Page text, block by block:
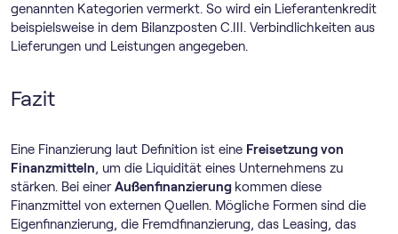
genannten Kategorien vermerkt. So wird ein Lieferantenkredit
beispielsweise in dem Bilanzposten C.III. Verbindlichkeiten aus
Lieferungen und Leistungen angegeben.
Fazit
Eine Finanzierung laut Definition ist eine Freisetzung von
Finanzmitteln, um die Liquidität eines Unternehmens zu
stärken. Bei einerAußenfinanzierung kommen diese
Finanzmittel von externen Quellen. Mögliche Formen sind die
Eigenfinanzierung, die Fremdfinanzierung, das Leasing, das